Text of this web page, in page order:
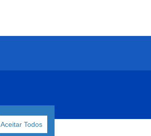
Aceitar Todos